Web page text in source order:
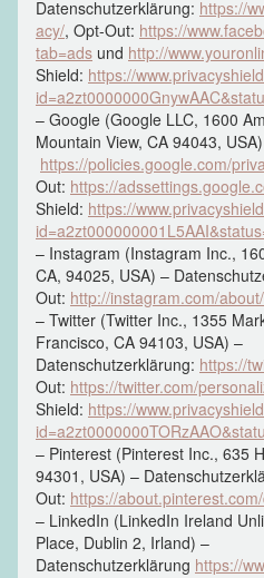
Datenschutzerklärung: https://
acy/, Opt-Out: https://
tab=ads und http://
Shield: https://
– Google (Google LLC, 1600
Mountain View, CA 94043,
https://policies.google.com/
Out: https://
Shield: https://
– Instagram (Instagram Inc.,
CA, 94025, USA) –
Out: http://instagram.com/
– Twitter (Twitter Inc., 1355
Francisco, CA 94103, USA) –
Datenschutzerklärung: https://
Out: https://twitter.com/
Shield: https://
– Pinterest (Pinterest Inc., 635
94301, USA) –
Out: https://
– LinkedIn (LinkedIn Ireland
Place, Dublin 2, Irland) –
Datenschutzerklärung https://